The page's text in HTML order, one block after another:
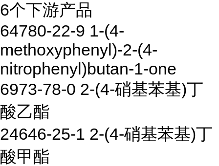
6个下游产品
64780-22-9 1-(4-
methoxyphenyl)-2-(4-
nitrophenyl)butan-1-one
6973-78-0 2-(4-硝基苯基)丁
酸乙酯
24646-25-1 2-(4-硝基苯基)丁
酸甲酯